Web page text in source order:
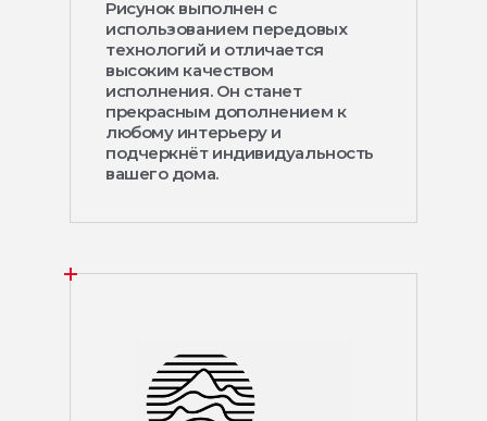
Рисунок выполнен с
использованием передовых
технологий и отличается
высоким качеством
исполнения. Он станет
прекрасным дополнением к
любому интерьеру и
подчеркнёт индивидуальность
вашего дома.